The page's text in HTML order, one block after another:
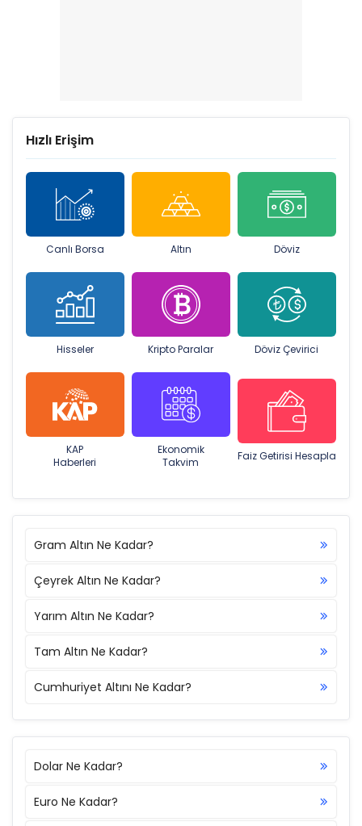
Hızlı Erişim
Canlı Borsa Altın Döviz
Hisseler Kripto Paralar Döviz Çevirici
KAP
Haberleri
Ekonomik
Takvim
Faiz Getirisi Hesapla
Gram Altın Ne Kadar?
Çeyrek Altın Ne Kadar?
Yarım Altın Ne Kadar?
Tam Altın Ne Kadar?
Cumhuriyet Altını Ne Kadar?
Dolar Ne Kadar?
Euro Ne Kadar?